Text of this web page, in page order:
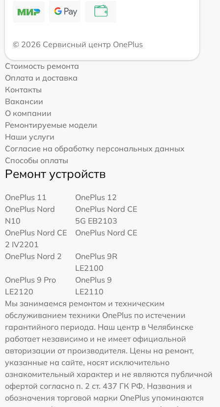
© 2026 Сервисный центр OnePlus
Стоимость ремонта
Оплата и доставка
Контакты
Вакансии
О компании
Ремонтируемые модели
Наши услуги
Согласие на обработку персональных данных
Способы оплаты
Ремонт устройств
OnePlus 11
OnePlus 12
OnePlus Nord
N10
OnePlus Nord CE
5G EB2103
OnePlus Nord CE
2 IV2201
OnePlus Nord CE
OnePlus Nord 2
OnePlus 9R
LE2100
OnePlus 9 Pro
LE2120
OnePlus 9
LE2110
Мы занимаемся ремонтом и техническим
обслуживанием техники OnePlus по истечении
гарантийного периода. Наш центр в Челябинске
работает независимо и не имеет официальной
авторизации от производителя. Цены на ремонт,
указанные на сайте, носят исключительно
ознакомительный характер и не являются публичной
офертой согласно п. 2 ст. 437 ГК РФ. Названия и
обозначения торговой марки OnePlus упоминаются